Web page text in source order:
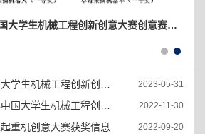
我院学子在2022年中国大学生机械工程创新创意大赛创意赛道比赛中再创辉煌
工程创新创意大赛•“精雕杯... 2023-05-31
机械工程创新创意大赛创意赛... 2022-11-30
重机创意大赛获奖信息 2022-09-20